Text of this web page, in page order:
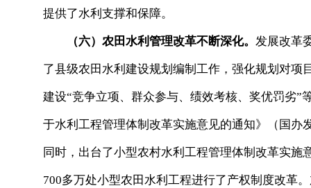
提供了水利支撑和保障。
（六）农田水利管理改革不断深化。 发展改革
了县级农田水利建设规划编制工作，强化规划对
建设“竞争立项、群众参与、绩效考核、奖优罚劣
于水利工程管理体制改革实施意见的通知》（国
同时，出台了小型农村水利工程管理体制改革实
700多万处小型农田水利工程进行了产权制度改革